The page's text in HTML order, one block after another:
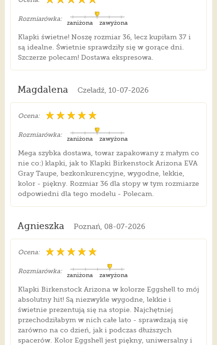
Rozmiarówka:
zawyżona
zaniżona
Klapki świetne! Noszę rozmiar 36, lecz kupiłam 37 i
są idealne. Świetnie sprawdziły się w gorące dni.
Szczerze polecam! Dostawa ekspresowa.
Magdalena Czeladź, 10-07-2026
Ocena:
Rozmiarówka:
zawyżona
zaniżona
Mega szybka dostawa, towar zapakowany z małym co
nie co:) klapki, jak to Klapki Birkenstock Arizona EVA
Gray Taupe, bezkonkurencyjne, wygodne, lekkie,
kolor - piękny. Rozmiar 36 dla stopy w tym rozmiarze
odpowiedni dla tego modelu - Polecam.
Agnieszka Poznań, 08-07-2026
Ocena:
Rozmiarówka:
zawyżona
zaniżona
Klapki Birkenstock Arizona w kolorze Eggshell to mój
absolutny hit! Są niezwykle wygodne, lekkie i
świetnie prezentują się na stopie. Najchętniej
przechodziłabym w nich całe lato - sprawdzają się
zarówno na co dzień, jak i podczas dłuższych
spacerów. Kolor Eggshell jest piękny, uniwersalny i